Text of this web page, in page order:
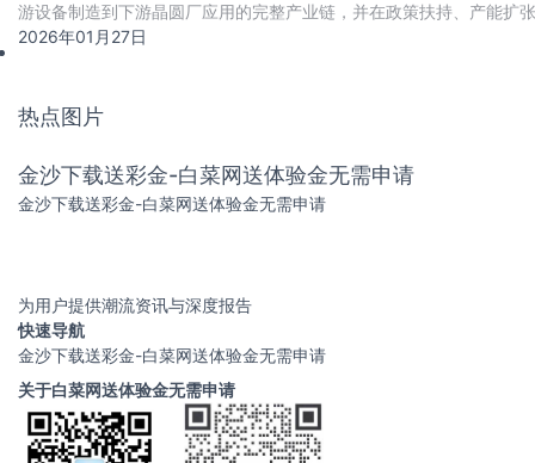
游设备制造到下游晶圆厂应用的完整产业链，并在政策扶持、产能扩
数据显示，中国wlr测试设备市场预计将从2
2026年01月27日
热点图片
金沙下载送彩金-白菜网送体验金无需申请
金沙下载送彩金-白菜网送体验金无需申请
为用户提供潮流资讯与深度报告
快速导航
金沙下载送彩金-白菜网送体验金无需申请
关于白菜网送体验金无需申请